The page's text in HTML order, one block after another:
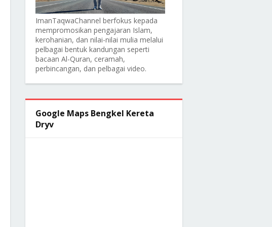
ImanTaqwaChannel berfokus kepada
mempromosikan pengajaran Islam,
kerohanian, dan nilai-nilai mulia melalui
pelbagai bentuk kandungan seperti
bacaan Al-Quran, ceramah,
perbincangan, dan pelbagai video.
Google Maps Bengkel Kereta
Dryv